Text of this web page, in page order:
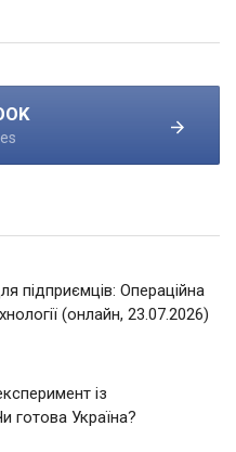
підприємців: Операційна
(онлайн, 23.07.2026)
із
готова Україна?